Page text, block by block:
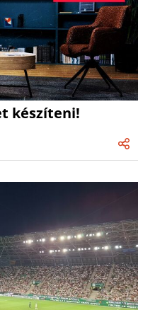
készíteni!